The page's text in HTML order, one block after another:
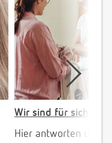
Wir sind für sich da!
Hier antworten